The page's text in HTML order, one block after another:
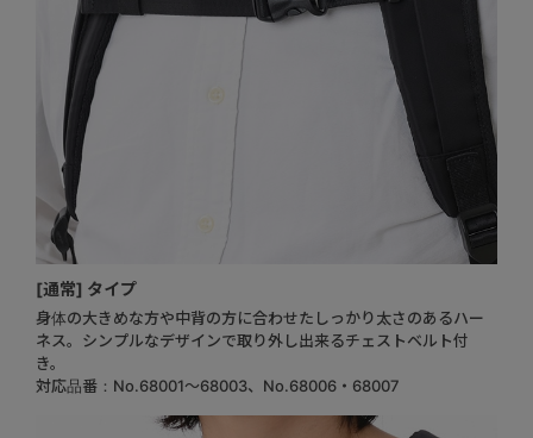
[通常] タイプ
身体の大きめな方や中背の方に合わせたしっかり太さのあるハー
ネス。シンプルなデザインで取り外し出来るチェストベルト付
き。
対応品番：No.68001～68003、No.68006・68007